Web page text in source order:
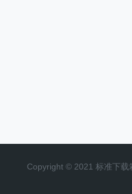
Copyright © 2021 标准下